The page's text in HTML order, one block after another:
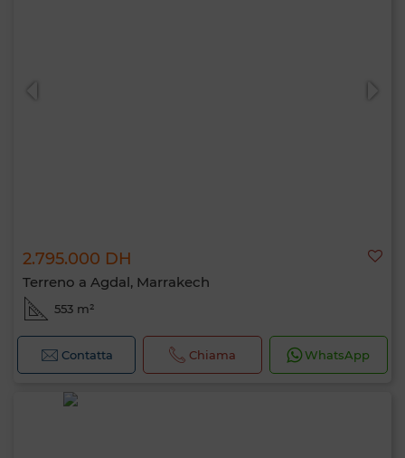
2.795.000 DH
Terreno a Agdal, Marrakech
553 m²
Contatta Chiama WhatsApp